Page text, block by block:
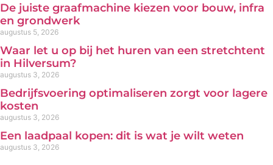
De juiste graafmachine kiezen voor bouw, infra
en grondwerk
augustus 5, 2026
Waar let u op bij het huren van een stretchtent
in Hilversum?
augustus 3, 2026
Bedrijfsvoering optimaliseren zorgt voor lagere
kosten
augustus 3, 2026
Een laadpaal kopen: dit is wat je wilt weten
augustus 3, 2026